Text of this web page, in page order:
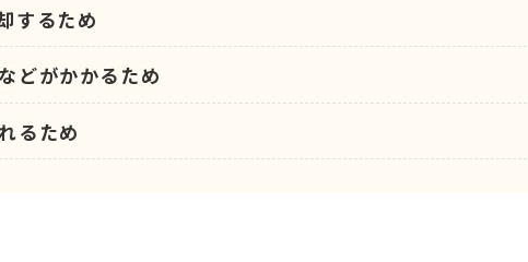
するため
どがかかるため
るため